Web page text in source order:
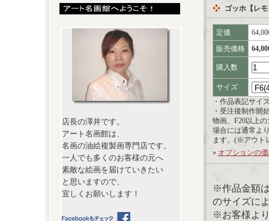
店長の澤井です。
アート名画館は、
名画の油絵複製画専門店です。
一人でも多くのお客様の元へ
素敵な絵画を届けていきたい
と思いますので、
宜しくお願いします！
ゴッホ【レ
定価
販売価格
購入数
サイズ
・作品表記サイ
・受注後制作開
物画、F20以上
場合には通常よ
ます。(※アウト
» オプションの
※作品金額
のサイズに
※お客様よ